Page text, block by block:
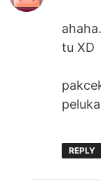
tu XD
REPLY